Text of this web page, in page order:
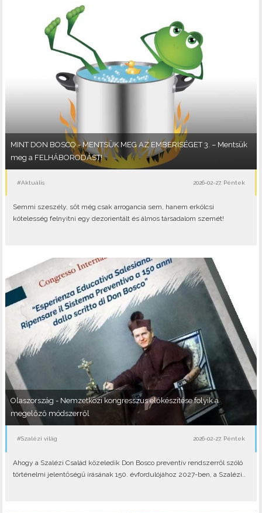
MINT DON BOSCO - MENTSÜK MEG AZ EMBERISÉGET 3. – Mentsük
meg a FELHÁBORODÁST!
#Aktuális 2026-02-27, Péntek
Semmi szeszély, sőt még csak arrogancia sem, hanem erkölcsi
kötelesség felnyitni egy dezorientált és álmos társadalom szemét!
Olaszország - Nemzetközi kongresszus előkészítése folyik a
megelőző módszerről
#Szalézi világ 2026-02-27, Péntek
Ahogy a Szalézi Család közeledik Don Bosco preventív rendszerről szóló
történelmi jelentőségű írásának 150. évfordulójához 2027-ben, a Szalézi..